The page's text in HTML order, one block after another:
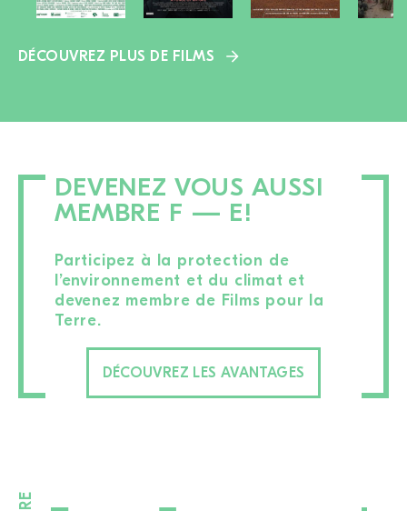
DÉCOUVREZ PLUS DE FILMS
DEVENEZ VOUS AUSSI
MEMBRE F — E!
Participez à la protection de
l’environnement et du climat et
devenez membre de Films pour la
Terre.
DÉCOUVREZ LES AVANTAGES